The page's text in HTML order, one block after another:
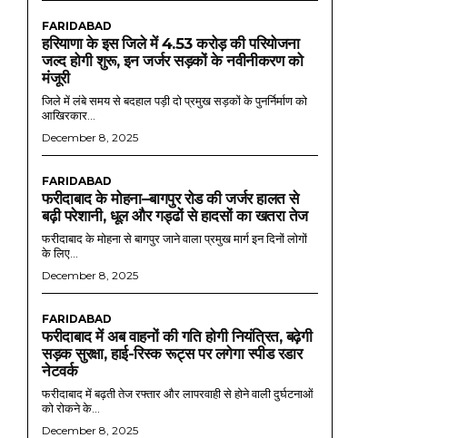
FARIDABAD
हरियाणा के इस जिले में 4.53 करोड़ की परियोजना
जल्द होगी शुरू, इन जर्जर सड़कों के नवीनीकरण को
मंजूरी
जिले में लंबे समय से बदहाल पड़ी दो प्रमुख सड़कों के पुनर्निर्माण को
आखिरकार...
December 8, 2025
FARIDABAD
फरीदाबाद के मोहना–बागपुर रोड की जर्जर हालत से
बढ़ी परेशानी, धूल और गड्ढों से हादसों का खतरा तेज
फरीदाबाद के मोहना से बागपुर जाने वाला प्रमुख मार्ग इन दिनों लोगों
के लिए...
December 8, 2025
FARIDABAD
फरीदाबाद में अब वाहनों की गति होगी नियंत्रित, बढ़ेगी
सड़क सुरक्षा, हाई-रिस्क रूट्स पर लगेगा स्पीड रडार
नेटवर्क
फरीदाबाद में बढ़ती तेज रफ्तार और लापरवाही से होने वाली दुर्घटनाओं
को रोकने के...
December 8, 2025